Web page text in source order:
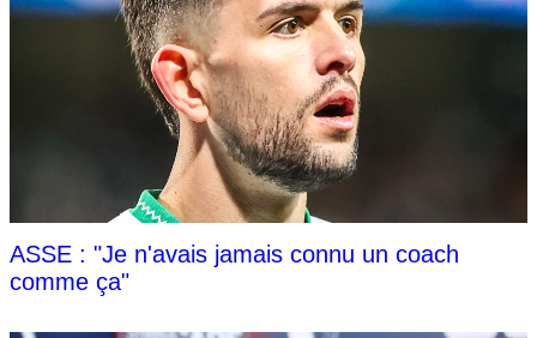
ASSE : "Je n'avais jamais connu un coach
comme ça"